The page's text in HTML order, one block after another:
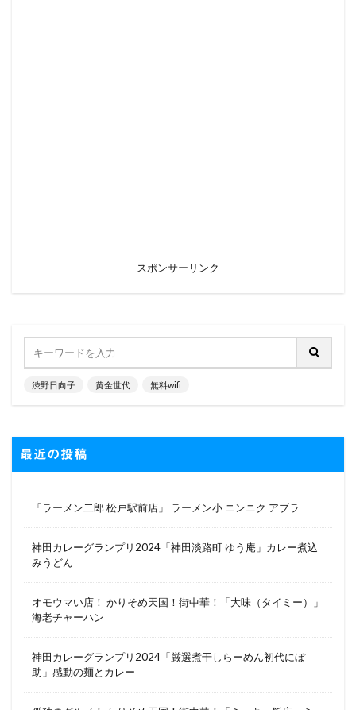
スポンサーリンク
渋野日向子 黄金世代 無料wifi
最近の投稿
「ラーメン二郎 松戸駅前店」 ラーメン小 ニンニク アブラ
神田カレーグランプリ2024「神田淡路町 ゆう庵」カレー煮込
みうどん
オモウマい店！ かりそめ天国！街中華！「大味（タイミー）」
海老チャーハン
神田カレーグランプリ2024「厳選煮干しらーめん初代にぼ
助」感動の麺とカレー